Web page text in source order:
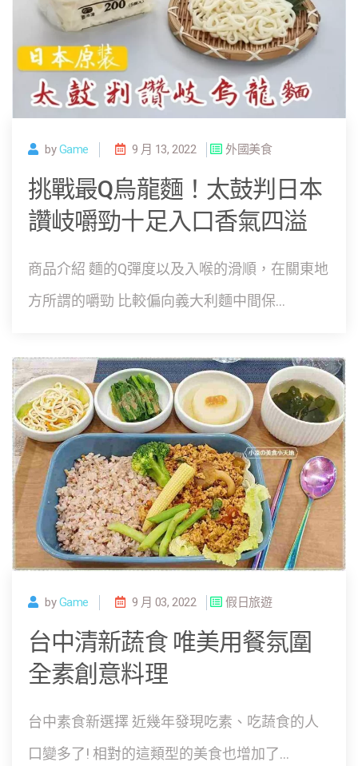
byGame 9 月 13, 2022 外國美食
挑戰最Q烏龍麵！太鼓判日本
讚岐嚼勁十足入口香氣四溢
商品介紹 麵的Q彈度以及入喉的滑順，在關東地
方所謂的嚼勁 比較偏向義大利麵中間保...
byGame 9 月 03, 2022 假日旅遊
台中清新蔬食 唯美用餐氛圍
全素創意料理
台中素食新選擇 近幾年發現吃素、吃蔬食的人
口變多了! 相對的這類型的美食也增加了...